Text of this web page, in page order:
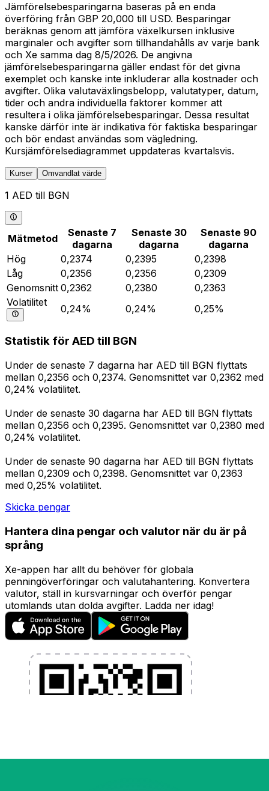
Jämförelsebesparingarna baseras på en enda
överföring från GBP 20,000 till USD. Besparingar
beräknas genom att jämföra växelkursen inklusive
marginaler och avgifter som tillhandahålls av varje bank
och Xe samma dag 8/5/2026. De angivna
jämförelsebesparingarna gäller endast för det givna
exemplet och kanske inte inkluderar alla kostnader och
avgifter. Olika valutaväxlingsbelopp, valutatyper, datum,
tider och andra individuella faktorer kommer att
resultera i olika jämförelsebesparingar. Dessa resultat
kanske därför inte är indikativa för faktiska besparingar
och bör endast användas som vägledning.
Kursjämförelsediagrammet uppdateras kvartalsvis.
Kurser Omvandlat värde
1 AED till BGN
Mätmetod
Senaste 7
dagarna
Senaste 30
dagarna
Senaste 90
dagarna
Hög
0,2374 0,2395
0,2398
Låg
0,2356 0,2356
0,2309
Genomsnitt 0,2362 0,2380
0,2363
Volatilitet
0,24% 0,24% 0,25%
Statistik för AED till BGN
Under de senaste 7 dagarna har AED till BGN flyttats
mellan 0,2356 och 0,2374. Genomsnittet var 0,2362 med
0,24% volatilitet.
Under de senaste 30 dagarna har AED till BGN flyttats
mellan 0,2356 och 0,2395. Genomsnittet var 0,2380 med
0,24% volatilitet.
Under de senaste 90 dagarna har AED till BGN flyttats
mellan 0,2309 och 0,2398. Genomsnittet var 0,2363
med 0,25% volatilitet.
Skicka pengar
Hantera dina pengar och valutor när du är på
språng
Xe-appen har allt du behöver för globala
penningöverföringar och valutahantering. Konvertera
valutor, ställ in kursvarningar och överför pengar
utomlands utan dolda avgifter. Ladda ner idag!